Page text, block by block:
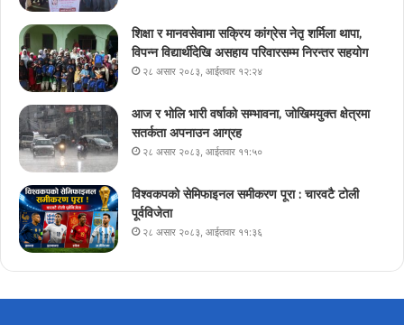
शिक्षा र मानवसेवामा सक्रिय कांग्रेस नेतृ शर्मिला थापा,
विपन्न विद्यार्थीदेखि असहाय परिवारसम्म निरन्तर सहयोग
२८ असार २०८३, आईतवार १२:२४
आज र भोलि भारी वर्षाको सम्भावना, जोखिमयुक्त क्षेत्रमा
सतर्कता अपनाउन आग्रह
२८ असार २०८३, आईतवार ११:५०
विश्वकपको सेमिफाइनल समीकरण पूरा : चारवटै टोली
पूर्वविजेता
२८ असार २०८३, आईतवार ११:३६